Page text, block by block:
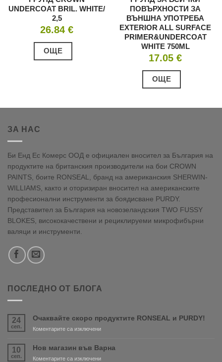
UNDERCOAT BRIL. WHITE/
2,5
26.84 €
ОЩЕ
ПОВЪРХНОСТИ ЗА
ВЪНШНА УПОТРЕБА
EXTERIOR ALL SURFACE
PRIMER&UNDERCOAT
WHITE 750ML
17.05 €
ОЩЕ
ЗА НАС
Би Енд Ес Комерс ООД е официален вносител за България на
продуктите на британския производители на бои CROWN
PAINTS, боите RONSEAL, бранд на американския SHERWIN-
WILLIAMS, както и оторизиран вносител на американските
професионални инструменти за боядисване PURDY.
Представител за България на новозеландския TWO FUSSY
BLOKES, висококачествени и рециклируеми микрофибърни
валяци и инструменти.
ПОСЛЕДНО ОТ БЛОГА
24
сеп.
Очаквайте скоро продуктите RONSEAL и PURDY!
Коментарите са изключениза
продуктите
10
сеп.
Нов магазин във Варна
Коментарите са изключениза